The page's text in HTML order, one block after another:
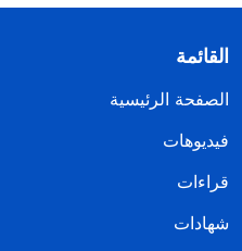
القائمة
الصفحة الرئيسية
فيديوهات
قراءات
شهادات